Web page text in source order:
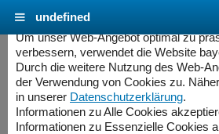
SARTORIUS ENTRIS6202-
nicht eichfähig
» Produkt nicht mehr
Cookie Einstellungen -
Um unser Web-Angebot optimal zu
verbessern, verwendet die Website
Durch die weitere Nutzung des Web-
der Verwendung von Cookies zu.
in unserer Datenschutzerklärung.
Informationen zu Alle Cookies
Informationen zu Essenzielle Cookies
undefined